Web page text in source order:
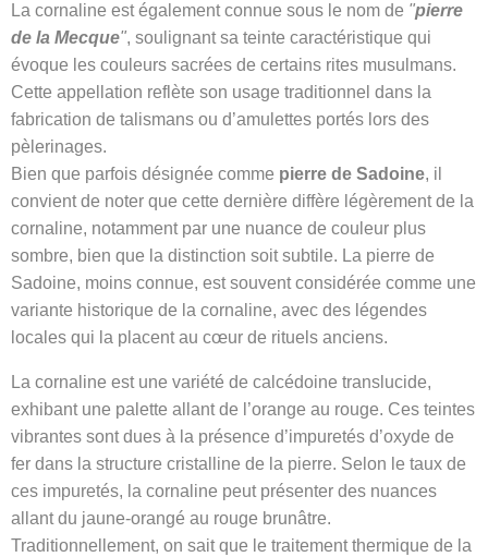
La cornaline est également connue sous le nom de "pierre
de la Mecque", soulignant sa teinte caractéristique qui
évoque les couleurs sacrées de certains rites musulmans.
Cette appellation reflète son usage traditionnel dans la
fabrication de talismans ou d’amulettes portés lors des
pèlerinages.
Bien que parfois désignée comme pierre de Sadoine, il
convient de noter que cette dernière diffère légèrement de la
cornaline, notamment par une nuance de couleur plus
sombre, bien que la distinction soit subtile. La pierre de
Sadoine, moins connue, est souvent considérée comme une
variante historique de la cornaline, avec des légendes
locales qui la placent au cœur de rituels anciens.
La cornaline est une variété de calcédoine translucide,
exhibant une palette allant de l’orange au rouge. Ces teintes
vibrantes sont dues à la présence d’impuretés d’oxyde de
fer dans la structure cristalline de la pierre. Selon le taux de
ces impuretés, la cornaline peut présenter des nuances
allant du jaune-orangé au rouge brunâtre.
Traditionnellement, on sait que le traitement thermique de la